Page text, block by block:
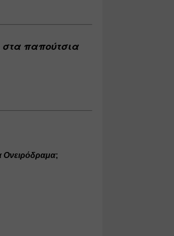
στα παπούτσια
Ονειρόδραμα;